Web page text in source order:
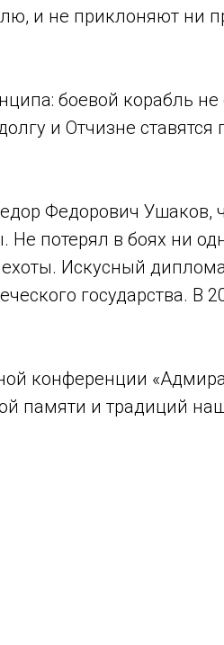
и не приклоняют ни
боевой корабль не
и Отчизне
Федорович Ушаков,
потерял в боях ни
Искусный
государства. В
конференции
памяти и традиций